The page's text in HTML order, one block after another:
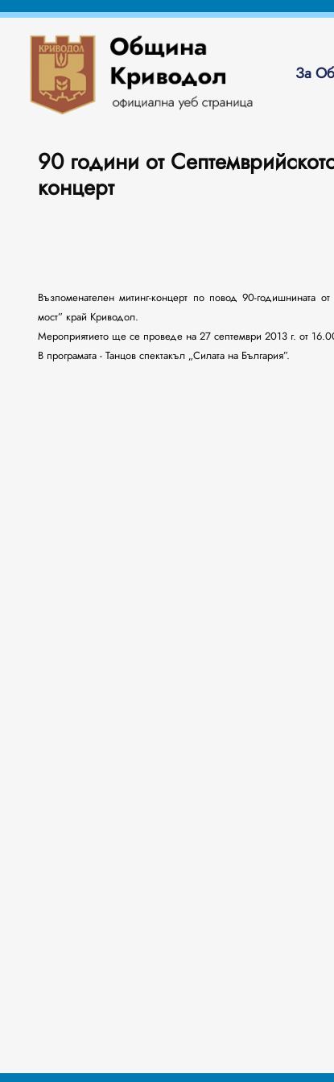
За
90 години от
концерт
Възпоменателен митинг-концерт по повод 90-годишнината
мост” край Криводол.
Мероприятието ще се проведе на 27 септември 2013 г. от
В програмата - Танцов спектакъл „Силата на България”.